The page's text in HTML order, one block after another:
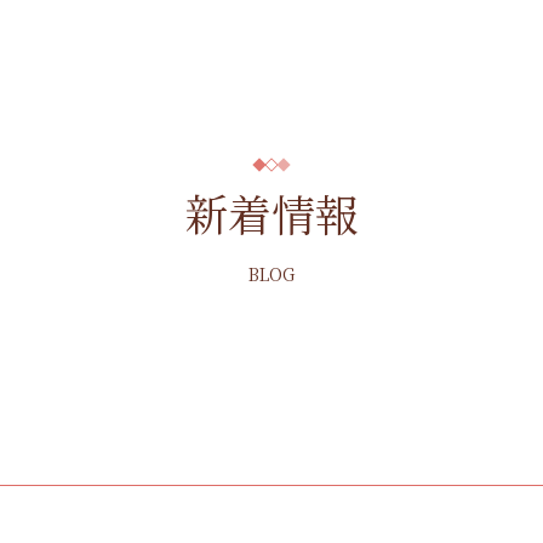
新着情報
BLOG